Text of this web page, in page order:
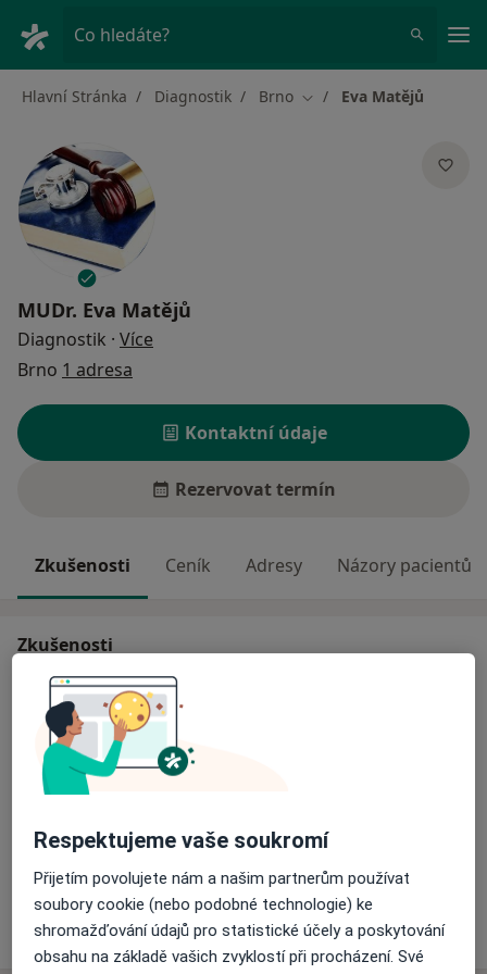
Co hledáte?
Hlavní Stránka Diagnostik Brno Změna města
Eva Matějů
MUDr. Eva Matějů
Diagnostik · Více
Brno 1 adresa
Kontaktní údaje
Rezervovat termín
Zkušenosti Ceník Adresy Názory pacientů
Zkušenosti
www.evamateju.cz
soudní lékař (lékař s vyšší specializací, dvouatestovaný)
a soudní znalec z oboru zdravotnictví, odvětví soudní
zdraví (znalec Krajského soudu v Hradci Králové)
Víceo zkušenostech
Respektujeme vaše soukromí
Přijetím povolujete nám a našim partnerům používat
soubory cookie (nebo podobné technologie) ke
shromažďování údajů pro statistické účely a poskytování
obsahu na základě vašich zvyklostí při procházení. Své